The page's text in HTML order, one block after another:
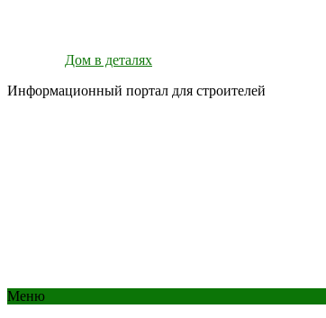
Дом в деталях
Информационный портал для строителей
Меню